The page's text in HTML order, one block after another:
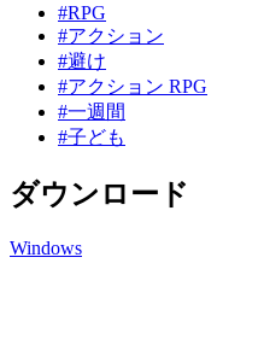
#RPG
#アクション
#避け
#アクション RPG
#一週間
#子ども
ダウンロード
Windows